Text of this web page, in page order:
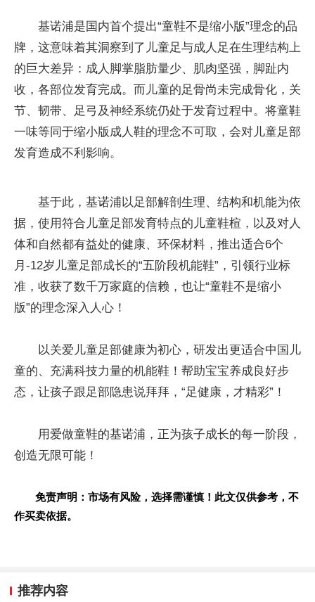
基诺浦是国内首个提出“童鞋不是缩小版”理念的品
牌，这意味着其洞察到了儿童足与成人足在生理结构上
的巨大差异：成人脚掌脂肪量少、肌肉坚强，脚趾内
收，各部位发育完成。而儿童的足骨尚未完成骨化，关
节、韧带、足弓及神经系统仍处于发育过程中。将童鞋
一味等同于缩小版成人鞋的理念不可取，会对儿童足部
发育造成不利影响。
基于此，基诺浦以足部解剖生理、结构和机能为依
据，使用符合儿童足部发育特点的儿童鞋楦，以及对人
体和自然都有益处的健康、环保材料，推出适合6个
月-12岁儿童足部成长的“五阶段机能鞋”，引领行业标
准，收获了数千万家庭的信赖，也让“童鞋不是缩小
版”的理念深入人心！
以关爱儿童足部健康为初心，研发出更适合中国儿
童的、充满科技力量的机能鞋！帮助宝宝养成良好步
态，让孩子跟足部隐患说拜拜，“足健康，才精彩”！
用爱做童鞋的基诺浦，正为孩子成长的每一阶段，
创造无限可能！
免责声明：市场有风险，选择需谨慎！此文仅供参考，不
作买卖依据。
推荐内容